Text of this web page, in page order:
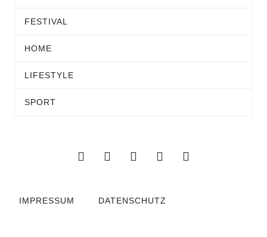
FESTIVAL
HOME
LIFESTYLE
SPORT
IMPRESSUM DATENSCHUTZ